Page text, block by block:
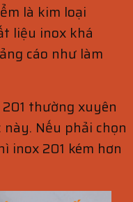
là kim loại
liệu inox khá
cáo như làm
thường xuyên
Nếu phải chọn
inox 201 kém hơn